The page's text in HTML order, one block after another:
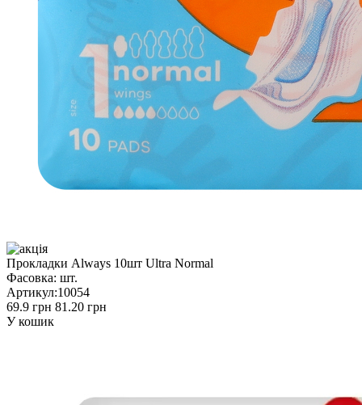
Прокладки Always 10шт Ultra Normal
Фасовка: шт.
Артикул:10054
69.9 грн 81.20 грн
У кошик